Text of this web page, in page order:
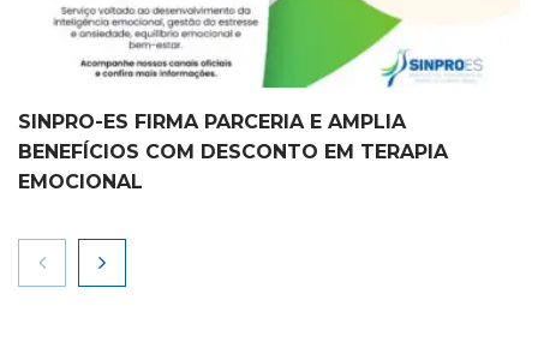
SINPRO-ES FIRMA PARCERIA E AMPLIA
BENEFÍCIOS COM DESCONTO EM TERAPIA
EMOCIONAL